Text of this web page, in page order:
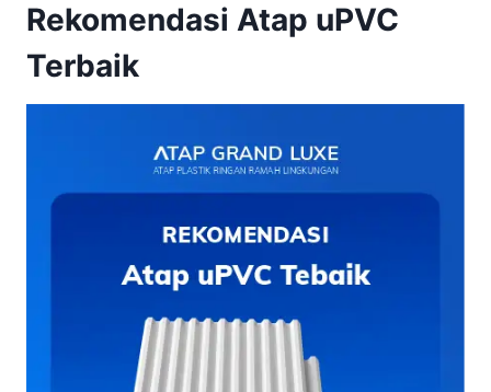
Rekomendasi Atap uPVC
Terbaik